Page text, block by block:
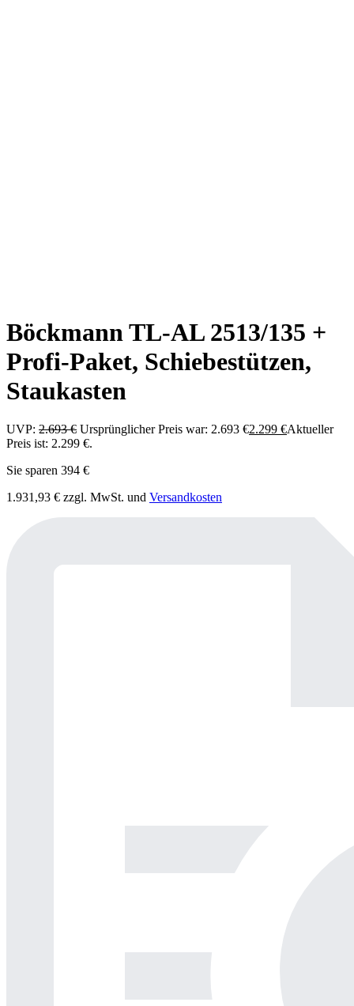
Böckmann TL-AL 2513/135 +
Profi-Paket, Schiebestützen,
Staukasten
UVP: 2.693€ Ursprünglicher Preis war: 2.693 €2.299 €Aktueller
Preis ist: 2.299 €.
Sie sparen 394 €
1.931,93 € zzgl. MwSt. und Versandkosten